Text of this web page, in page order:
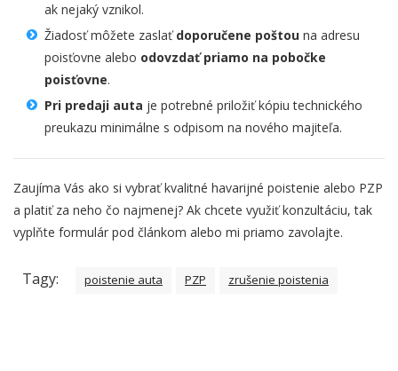
ak nejaký vznikol.
Žiadosť môžete zaslaťdoporučene poštou na adresu
poisťovne alebo odovzdať priamo na pobočke
poisťovne.
Pri predaji auta je potrebné priložiť kópiu technického
preukazu minimálne s odpisom na nového majiteľa.
Zaujíma Vás ako si vybrať kvalitné havarijné poistenie alebo PZP
a platiť za neho čo najmenej? Ak chcete využiť konzultáciu, tak
vyplňte formulár pod článkom alebo mi priamo zavolajte.
Tagy: poistenie auta PZP zrušenie poistenia